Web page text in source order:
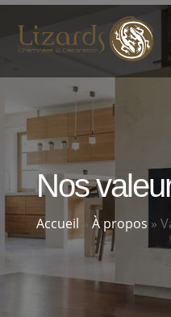
Nos
Accueil » À propos »